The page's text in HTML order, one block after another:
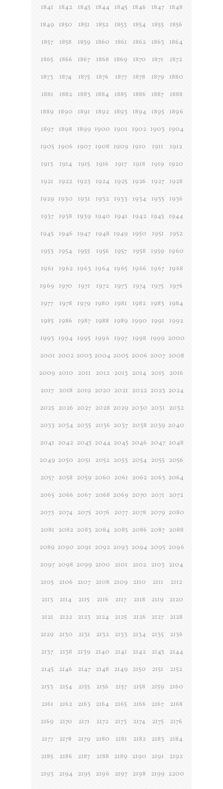
1841 1842 1843 1844 1845 1846 1847
1848
1849
1850 1851 1852 1853 1854 1855
1856
1857
1858 1859 1860 1861 1862 1863
1864
1865
1866 1867 1868 1869 1870 1871
1872
1873
1874 1875 1876 1877 1878 1879
1880
1881
1882 1883 1884 1885 1886 1887
1888
1889
1890 1891 1892 1893 1894 1895
1896
1897
1898 1899 1900 1901 1902 1903 1904
1905 1906 1907 1908 1909 1910 1911
1912
1913
1914 1915 1916 1917 1918 1919
1920
1921
1922 1923 1924 1925 1926 1927
1928
1929 1930 1931 1932 1933 1934 1935
1936
1937
1938 1939 1940 1941 1942 1943
1944
1945
1946 1947 1948 1949 1950 1951
1952
1953
1954 1955 1956 1957 1958 1959
1960
1961
1962 1963 1964 1965 1966 1967
1968
1969
1970 1971 1972 1973 1974 1975
1976
1977
1978 1979 1980 1981 1982 1983
1984
1985
1986 1987 1988 1989 1990 1991
1992
1993 1994 1995 1996 1997 1998 1999 2000
2001 2002 2003 2004 2005 2006 2007 2008
2009 2010 2011 2012 2013 2014 2015
2016
2017
2018 2019 2020 2021 2022 2023 2024
2025 2026 2027 2028 2029 2030 2031 2032
2033 2034 2035 2036 2037 2038 2039 2040
2041 2042 2043 2044 2045 2046 2047 2048
2049 2050 2051 2052 2053 2054 2055 2056
2057 2058 2059 2060 2061 2062 2063 2064
2065 2066 2067 2068 2069 2070 2071
2072
2073 2074 2075 2076 2077 2078 2079 2080
2081 2082 2083 2084 2085 2086 2087 2088
2089 2090 2091 2092 2093 2094 2095 2096
2097 2098 2099 2100 2101 2102 2103 2104
2105
2106 2107 2108 2109 2110 2111
2112
2113
2114 2115 2116 2117 2118 2119
2120
2121
2122 2123 2124 2125 2126 2127
2128
2129
2130 2131 2132 2133 2134 2135
2136
2137
2138 2139 2140 2141 2142 2143
2144
2145
2146 2147 2148 2149 2150 2151
2152
2153
2154 2155 2156 2157 2158 2159
2160
2161
2162 2163 2164 2165 2166 2167
2168
2169
2170 2171 2172 2173 2174 2175
2176
2177
2178 2179 2180 2181 2182 2183
2184
2185
2186 2187 2188 2189 2190 2191
2192
2193
2194 2195 2196 2197 2198 2199 2200